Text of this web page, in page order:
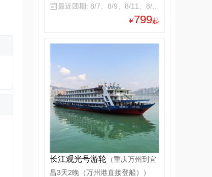
 最近团期: 8/7、8/9、8/11、8/13
￥799起
长江观光号游轮 （重庆万州到宜
昌3天2晚（万州港直接登船））